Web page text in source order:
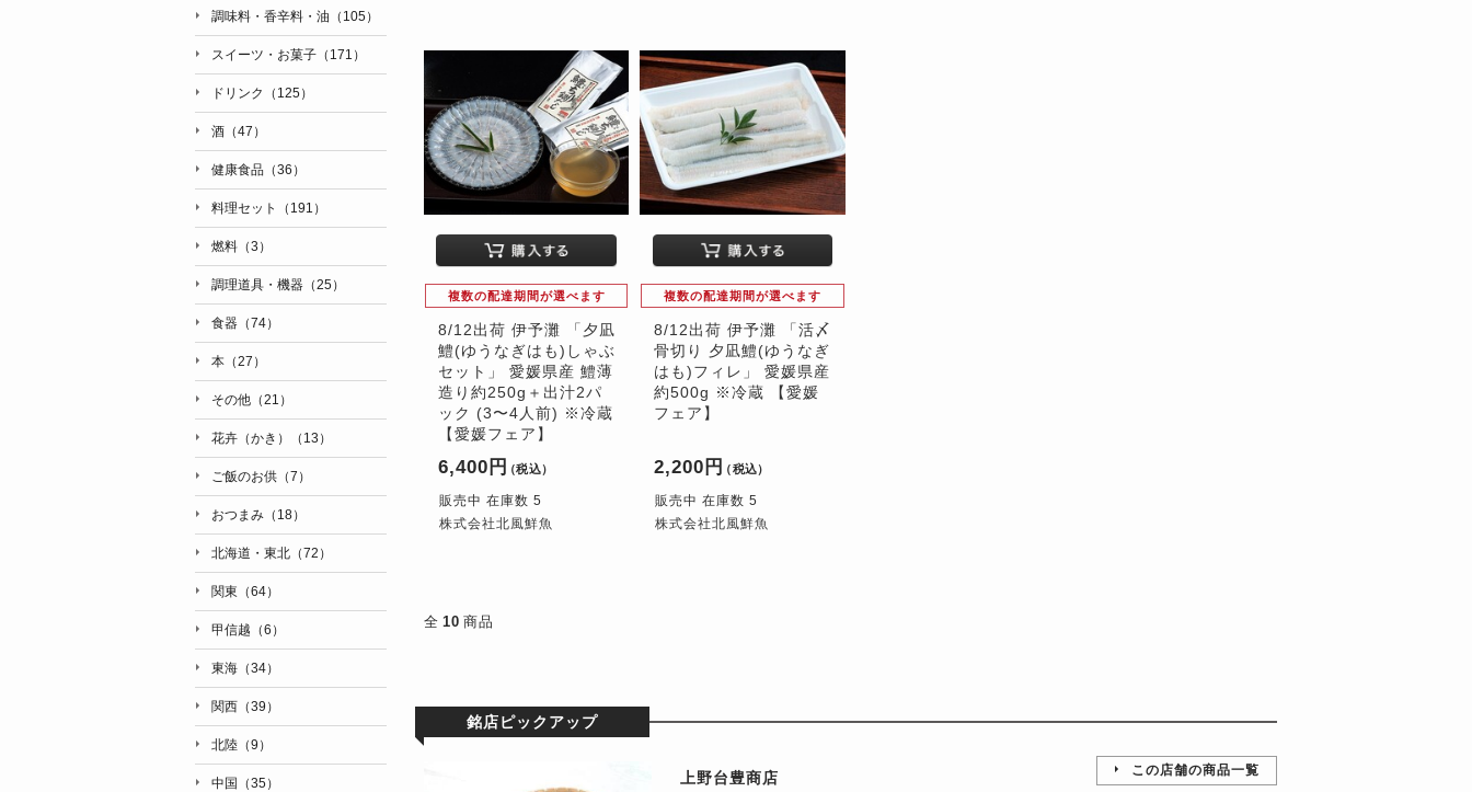
複数の配達期間が選べます
8/12出荷 伊予灘 「夕凪
鱧(ゆうなぎはも)しゃぶ
セット」 愛媛県産 鱧薄
造り約250g＋出汁2パ
ック (3〜4人前) ※冷蔵
【愛媛フェア】
6,400円（税込）
販売中 在庫数 5
株式会社北風鮮魚
複数の配達期間が選べます
8/12出荷 伊予灘 「活〆
骨切り 夕凪鱧(ゆうなぎ
はも)フィレ」 愛媛県産
約500g ※冷蔵 【愛媛
フェア】
2,200円 （税込）
販売中 在庫数 5
株式会社北風鮮魚
全 10 商品
銘店ピックアップ
上野台豊商店 この店舗の商品一覧
調味料・香辛料・油（105）
スイーツ・お菓子（171）
ドリンク（125）
酒（47）
健康食品（36）
料理セット（191）
燃料（3）
調理道具・機器（25）
食器（74）
本（27）
その他（21）
花卉（かき）（13）
ご飯のお供（7）
おつまみ（18）
北海道・東北（72）
関東（64）
甲信越（6）
東海（34）
関西（39）
北陸（9）
中国（35）